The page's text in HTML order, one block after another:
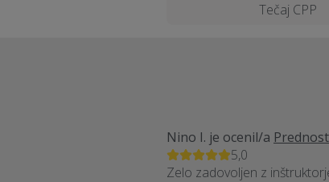
Tečaj CPP
Nino I. je ocenil/a
5,0
Zelo zadovoljen z